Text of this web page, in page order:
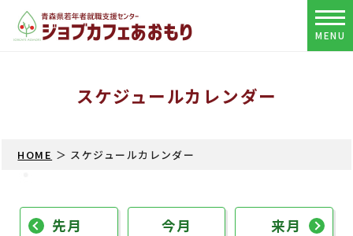
MENU
スケジュールカレンダー
HOME ＞ スケジュールカレンダー
先月 今月 来月